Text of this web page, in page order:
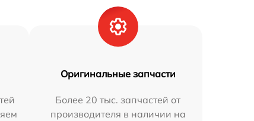
Оригинальные запчасти
Более 20 тыс. запчастей от
производителя в наличии на